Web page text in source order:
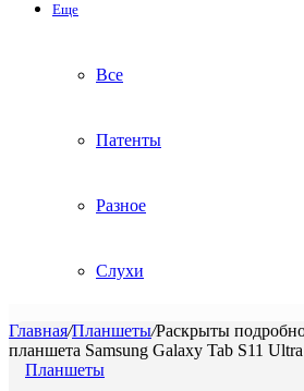
Еще
Все
Патенты
Разное
Слухи
Главная/Планшеты/Раскрыты
планшета Samsung Galaxy Tab S11 Ultra
Планшеты